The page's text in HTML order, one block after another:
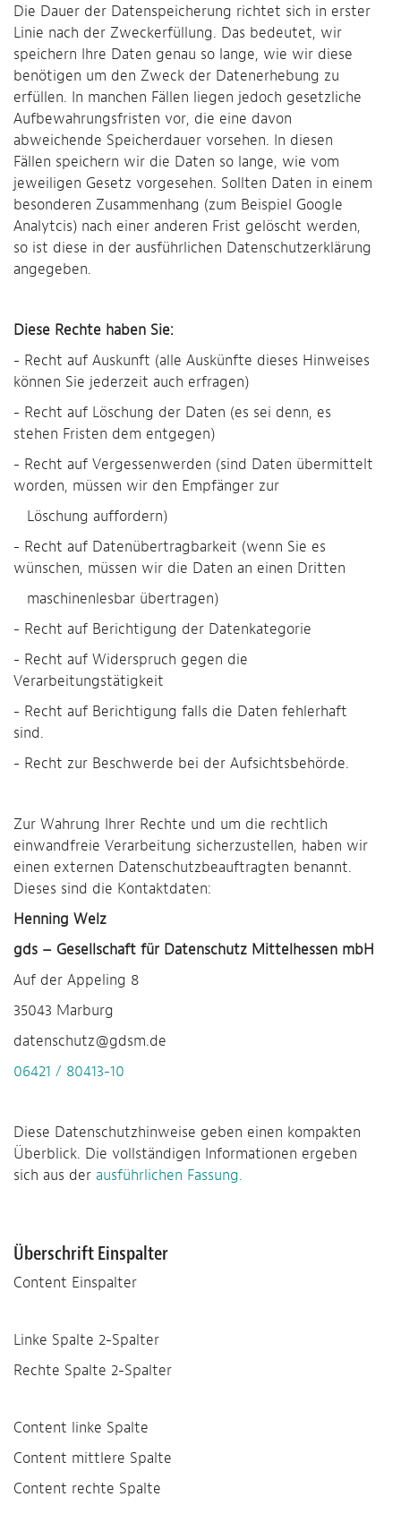
Die Dauer der Datenspeicherung richtet sich in erster
Linie nach der Zweckerfüllung. Das bedeutet, wir
speichern Ihre Daten genau so lange, wie wir diese
benötigen um den Zweck der Datenerhebung zu
erfüllen. In manchen Fällen liegen jedoch gesetzliche
Aufbewahrungsfristen vor, die eine davon
abweichende Speicherdauer vorsehen. In diesen
Fällen speichern wir die Daten so lange, wie vom
jeweiligen Gesetz vorgesehen. Sollten Daten in einem
besonderen Zusammenhang (zum Beispiel Google
Analytcis) nach einer anderen Frist gelöscht werden,
so ist diese in der ausführlichen Datenschutzerklärung
angegeben.
Diese Rechte haben Sie:
- Recht auf Auskunft (alle Auskünfte dieses Hinweises
können Sie jederzeit auch erfragen)
- Recht auf Löschung der Daten (es sei denn, es
stehen Fristen dem entgegen)
- Recht auf Vergessenwerden (sind Daten übermittelt
worden, müssen wir den Empfänger zur
Löschung auffordern)
- Recht auf Datenübertragbarkeit (wenn Sie es
wünschen, müssen wir die Daten an einen Dritten
maschinenlesbar übertragen)
- Recht auf Berichtigung der Datenkategorie
- Recht auf Widerspruch gegen die
Verarbeitungstätigkeit
- Recht auf Berichtigung falls die Daten fehlerhaft
sind.
- Recht zur Beschwerde bei der Aufsichtsbehörde.
Zur Wahrung Ihrer Rechte und um die rechtlich
einwandfreie Verarbeitung sicherzustellen, haben wir
einen externen Datenschutzbeauftragten benannt.
Dieses sind die Kontaktdaten:
Henning Welz
gds – Gesellschaft für Datenschutz Mittelhessen mbH
Auf der Appeling 8
35043 Marburg
datenschutz@gdsm.de
06421 / 80413-10
Diese Datenschutzhinweise geben einen kompakten
Überblick. Die vollständigen Informationen ergeben
sich aus der ausführlichen Fassung.
Überschrift Einspalter
Content Einspalter
Linke Spalte 2-Spalter
Rechte Spalte 2-Spalter
Content linke Spalte
Content mittlere Spalte
Content rechte Spalte